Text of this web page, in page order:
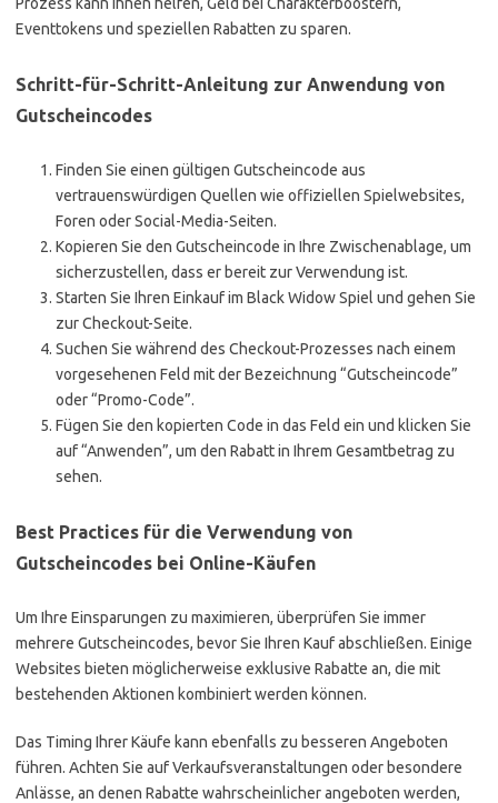
Eventtokens und speziellen Rabatten zu sparen.
Schritt-für-Schritt-Anleitung zur Anwendung von
Gutscheincodes
Finden Sie einen gültigen Gutscheincode aus
vertrauenswürdigen Quellen wie offiziellen Spielwebsites,
Foren oder Social-Media-Seiten.
Kopieren Sie den Gutscheincode in Ihre Zwischenablage, um
sicherzustellen, dass er bereit zur Verwendung ist.
Starten Sie Ihren Einkauf im Black Widow Spiel und gehen Sie
zur Checkout-Seite.
Suchen Sie während des Checkout-Prozesses nach einem
vorgesehenen Feld mit der Bezeichnung “Gutscheincode”
oder “Promo-Code”.
Fügen Sie den kopierten Code in das Feld ein und klicken Sie
auf “Anwenden”, um den Rabatt in Ihrem Gesamtbetrag zu
sehen.
Best Practices für die Verwendung von
Gutscheincodes bei Online-Käufen
Um Ihre Einsparungen zu maximieren, überprüfen Sie immer
mehrere Gutscheincodes, bevor Sie Ihren Kauf abschließen. Einige
Websites bieten möglicherweise exklusive Rabatte an, die mit
bestehenden Aktionen kombiniert werden können.
Das Timing Ihrer Käufe kann ebenfalls zu besseren Angeboten
führen. Achten Sie auf Verkaufsveranstaltungen oder besondere
Anlässe, an denen Rabatte wahrscheinlicher angeboten werden,